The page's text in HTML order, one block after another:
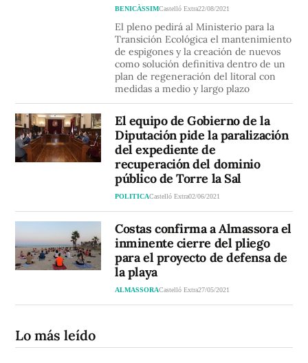
BENICÀSSIMCastelló Extra22/08/2021
El pleno pedirá al Ministerio para la
Transición Ecológica el mantenimiento
de espigones y la creación de nuevos
como solución definitiva dentro de un
plan de regeneración del litoral con
medidas a medio y largo plazo
El equipo de Gobierno de la
Diputación pide la paralización
del expediente de
recuperación del dominio
público de Torre la Sal
POLITICACastelló Extra02/06/2021
Costas confirma a Almassora el
inminente cierre del pliego
para el proyecto de defensa de
la playa
ALMASSORACastelló Extra27/05/2021
Lo más leído